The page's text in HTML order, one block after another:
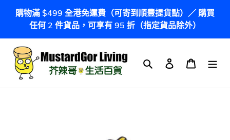
容
購物滿 $499 全港免運費（可寄到順豐提貨點）／ 購買
任何 2 件貨品，可享有 95 折（指定貨品除外）
搜尋 登入 購物車